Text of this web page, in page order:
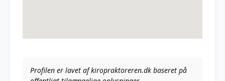
Profilen er lavet af kiropraktoreren.dk baseret på